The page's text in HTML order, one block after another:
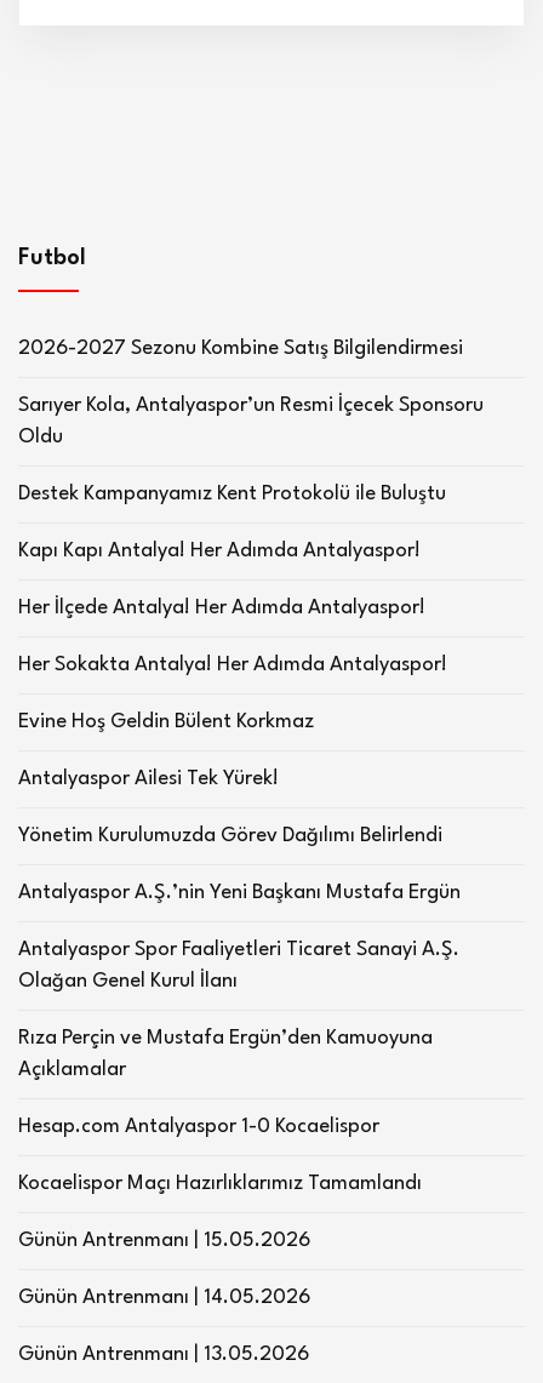
Futbol
2026-2027 Sezonu Kombine Satış Bilgilendirmesi
Sarıyer Kola, Antalyaspor’un Resmi İçecek Sponsoru
Oldu
Destek Kampanyamız Kent Protokolü ile Buluştu
Kapı Kapı Antalya! Her Adımda Antalyaspor!
Her İlçede Antalya! Her Adımda Antalyaspor!
Her Sokakta Antalya! Her Adımda Antalyaspor!
Evine Hoş Geldin Bülent Korkmaz
Antalyaspor Ailesi Tek Yürek!
Yönetim Kurulumuzda Görev Dağılımı Belirlendi
Antalyaspor A.Ş.’nin Yeni Başkanı Mustafa Ergün
Antalyaspor Spor Faaliyetleri Ticaret Sanayi A.Ş.
Olağan Genel Kurul İlanı
Rıza Perçin ve Mustafa Ergün’den Kamuoyuna
Açıklamalar
Hesap.com Antalyaspor 1-0 Kocaelispor
Kocaelispor Maçı Hazırlıklarımız Tamamlandı
Günün Antrenmanı | 15.05.2026
Günün Antrenmanı | 14.05.2026
Günün Antrenmanı | 13.05.2026